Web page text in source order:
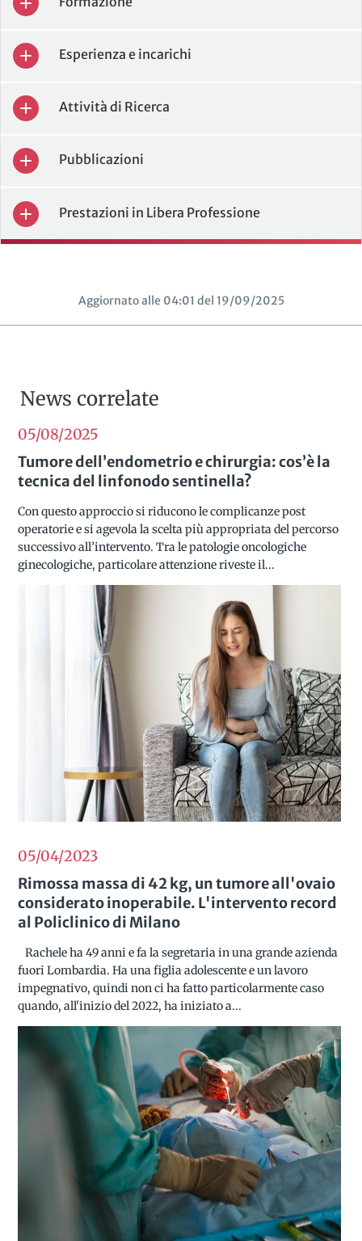
Esperienza e incarichi
Attività di Ricerca
Pubblicazioni
Prestazioni in Libera Professione
Aggiornato alle 04:01 del 19/09/2025
News correlate
05/082025
Tumore dell’endometrio e chirurgia: cos’è la
tecnica del linfonodo sentinella?
Con questo approccio si riducono le complicanze post
operatorie e si agevola la scelta più appropriata del percorso
successivo all’intervento. Tra le patologie oncologiche
ginecologiche, particolare attenzione riveste il...
05/042023
Rimossa massa di 42 kg, un tumore all'ovaio
considerato inoperabile. L'intervento record
al Policlinico di Milano
Rachele ha 49 anni e fa la segretaria in una grande azienda
fuori Lombardia. Ha una figlia adolescente e un lavoro
impegnativo, quindi non ci ha fatto particolarmente caso
quando, all'inizio del 2022, ha iniziato a...